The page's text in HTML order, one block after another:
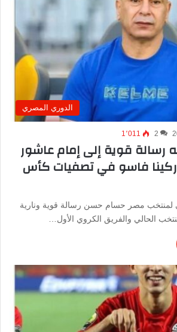
الدوري المصري
2 1٬011
قوية إلى إمام عاشور
فاسو في تصفيات كأس
لمنتخب مصر حسام حسن رسالة قوية ونارية
الحالي والفريق الكروي الأول…